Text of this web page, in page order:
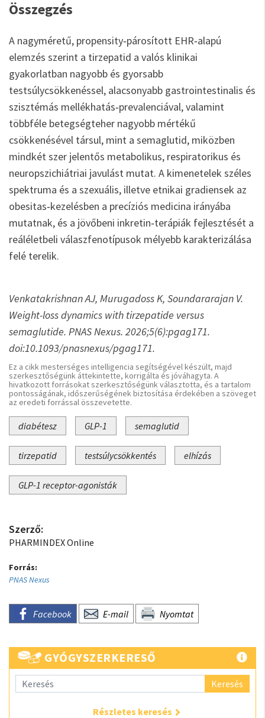
Összegzés
A nagyméretű, propensity‑párosított EHR‑alapú
elemzés szerint a tirzepatid a valós klinikai
gyakorlatban nagyobb és gyorsabb
testsúlycsökkenéssel, alacsonyabb gastrointestinalis és
szisztémás mellékhatás‑prevalenciával, valamint
többféle betegségteher nagyobb mértékű
csökkenésével társul, mint a semaglutid, miközben
mindkét szer jelentős metabolikus, respiratorikus és
neuropszichiátriai javulást mutat. A kimenetelek széles
spektruma és a szexuális, illetve etnikai gradiensek az
obesitas‑kezelésben a precíziós medicina irányába
mutatnak, és a jövőbeni inkretin‑terápiák fejlesztését a
reáléletbeli válaszfenotípusok mélyebb karakterizálása
felé terelik.
Venkatakrishnan AJ, Murugadoss K, Soundararajan V.
Weight-loss dynamics with tirzepatide versus
semaglutide. PNAS Nexus. 2026;5(6):pgag171.
doi:10.1093/pnasnexus/pgag171.
Ez a cikk mesterséges intelligencia segítségével készült, majd
szerkesztőségünk áttekintette, korrigálta és jóváhagyta. A
hivatkozott forrásokat szerkesztőségünk választotta, és a tartalom
pontosságának, időszerűségének biztosítása érdekében a szöveget
az eredeti forrással összevetette.
diabétesz GLP-1 semaglutid
tirzepatid testsúlycsökkentés elhízás
GLP-1 receptor-agonisták
Szerző:
PHARMINDEX Online
Forrás:
PNAS Nexus
Facebook E-mail Nyomtat
GYÓGYSZERKERESŐ
Keresés
Részletes keresés